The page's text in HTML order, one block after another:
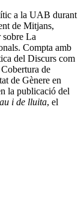
a la UAB durant
de Mitjans,
La
Compta amb
del Discurs com
de
de Gènere en
la publicació del
i de lluita, el